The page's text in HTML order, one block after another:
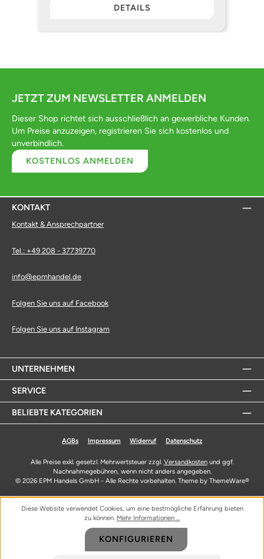
DETAILS
JETZT ZUM NEWSLETTER ANMELDEN
Dieser Shop richtet sich ausschließlich an gewerbliche Kunden.
Um Preise anzuzeigen, registrieren Sie sich kostenlos und
unverbindlich.
KOSTENLOS ANMELDEN
KONTAKT
Kontakt & Ansprechpartner
Tel.: +49 208 - 37739770
info@epmhandel.de
Folgen Sie uns auf Facebook
Folgen Sie uns auf Instagram
UNTERNEHMEN
SERVICE
BELIEBTE KATEGORIEN
AGBs Impressum Widerruf Datenschutz
Alle Preise exkl. gesetzl. Mehrwertsteuer zzgl. Versandkostenund ggf.
Nachnahmegebühren, wenn nicht anders angegeben.
© 2026 EPM Handels GmbH - Alle Rechte vorbehalten. Theme by ThemeWare®
Diese Website verwendet Cookies, um eine bestmögliche Erfahrung bieten
zu können. Mehr Informationen ...
KONFIGURIEREN